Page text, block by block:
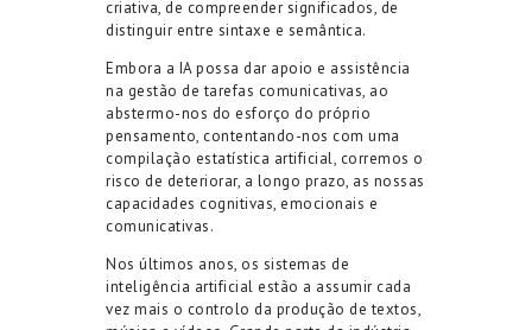
criativa, de compreender significados, de
distinguir entre sintaxe e semântica.
Embora a IA possa dar apoio e assistência
na gestão de tarefas comunicativas, ao
abstermo-nos do esforço do próprio
pensamento, contentando-nos com uma
compilação estatística artificial, corremos o
risco de deteriorar, a longo prazo, as nossas
capacidades cognitivas, emocionais e
comunicativas.
Nos últimos anos, os sistemas de
inteligência artificial estão a assumir cada
vez mais o controlo da produção de textos,